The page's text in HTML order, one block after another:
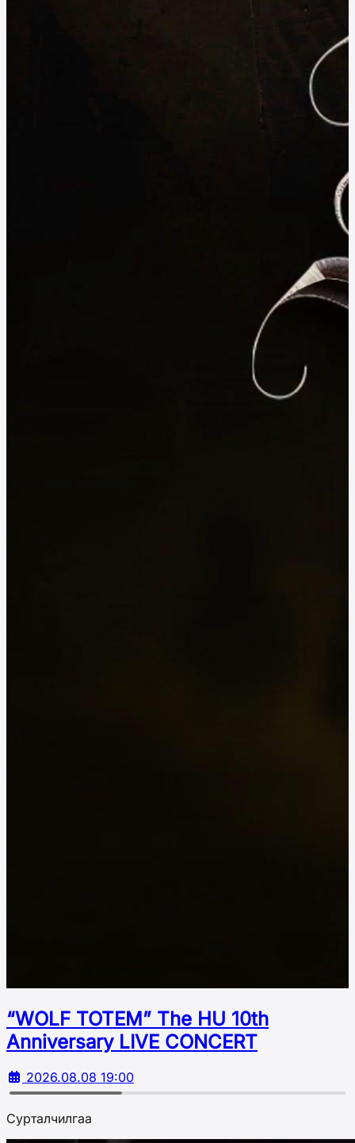
“WOLF TOTEM” The HU 10th
Аnniversary LIVE CONCERT
2026.08.08 19:00
Сурталчилгаа